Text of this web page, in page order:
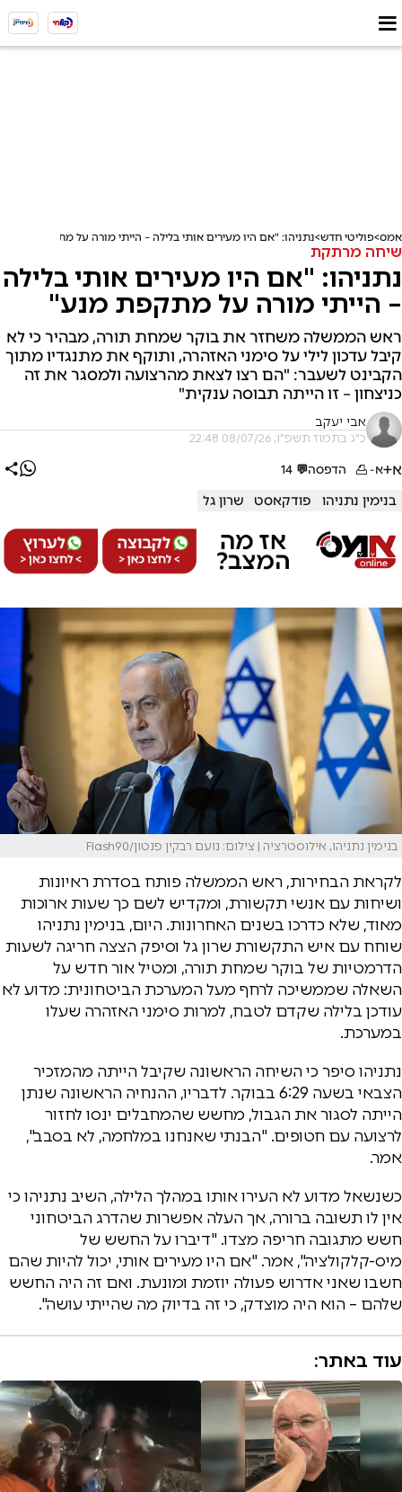
אמס פוליטי חדש נתניהו: "אם היו מעירים אותי בלילה – הייתי מורה על מתקפת מנע"
שיחה מרתקת
נתניהו: "אם היו מעירים אותי בלילה
– הייתי מורה על מתקפת מנע"
ראש הממשלה משחזר את בוקר שמחת תורה, מבהיר כי לא
קיבל עדכון לילי על סימני האזהרה, ותוקף את מתנגדיו מתוך
הקבינט לשעבר: "הם רצו לצאת מהרצועה ולמסגר את זה
כניצחון – זו הייתה תבוסה ענקית"
אבי יעקב
כ"ג בתמוז תשפ"ו, 08/07/26 22:48
א+א- הדפסה💬
14
בנימין נתניהו פודקאסט שרון גל
בנימין נתניהו, אילוסטרציה | צילום: נועם רבקין פנטון/Flash90
לקראת הבחירות, ראש הממשלה פותח בסדרת ראיונות
ושיחות עם אנשי תקשורת, ומקדיש לשם כך שעות ארוכות
מאוד, שלא כדרכו בשנים האחרונות. היום, בנימין נתניהו
שוחח עם איש התקשורת שרון גל וסיפק הצצה חריגה לשעות
הדרמטיות של בוקר שמחת תורה, ומטיל אור חדש על
השאלה שממשיכה לרחף מעל המערכת הביטחונית: מדוע לא
עודכן בלילה שקדם לטבח, למרות סימני האזהרה שעלו
במערכת.
נתניהו סיפר כי השיחה הראשונה שקיבל הייתה מהמזכיר
הצבאי בשעה 6:29 בבוקר. לדבריו, ההנחיה הראשונה שנתן
הייתה לסגור את הגבול, מחשש שהמחבלים ינסו לחזור
לרצועה עם חטופים. "הבנתי שאנחנו במלחמה, לא בסבב",
אמר.
כשנשאל מדוע לא העירו אותו במהלך הלילה, השיב נתניהו כי
אין לו תשובה ברורה, אך העלה אפשרות שהדרג הביטחוני
חשש מתגובה חריפה מצדו. "דיברו על החשש של
מיס-קלקולציה", אמר. "אם היו מעירים אותי, יכול להיות שהם
חשבו שאני אדרוש פעולה יוזמת ומונעת. ואם זה היה החשש
שלהם – הוא היה מוצדק, כי זה בדיוק מה שהייתי עושה".
עוד באתר: